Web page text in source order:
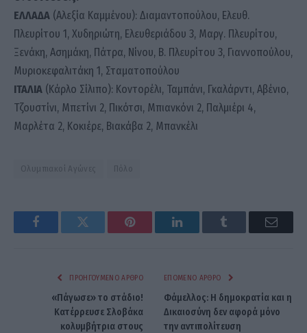
ΕΛΛΑΔΑ (Αλεξία Καμμένου): Διαμαντοπούλου, Ελευθ.
Πλευρίτου 1, Χυδηριώτη, Ελευθεριάδου 3, Μαργ. Πλευρίτου,
Ξενάκη, Ασημάκη, Πάτρα, Νίνου, Β. Πλευρίτου 3, Γιαννοπούλου,
Μυριοκεφαλιτάκη 1, Σταματοπούλου
ΙΤΑΛΙΑ (Κάρλο Σίλιπο): Κοντορέλι, Ταμπάνι, Γκαλάρντι, Αβένιο,
Τζουστίνι, Μπετίνι 2, Πικότσι, Μπιανκόνι 2, Παλμιέρι 4,
Μαρλέτα 2, Κοκιέρε, Βιακάβα 2, Μπανκέλι
Ολυμπιακοί Αγώνες Πόλο
FacebookTwitter Pinterest LinkedInTumblr Email
ΠΡΟΗΓΟΎΜΕΝΟ ΆΡΘΡΟ
«Πάγωσε» το στάδιο!
Κατέρρευσε Σλοβάκα
κολυμβήτρια στους
ΕΠΌΜΕΝΟ ΆΡΘΡΟ
Φάμελλος: H δημοκρατία και η
Δικαιοσύνη δεν αφορά μόνο
την αντιπολίτευση